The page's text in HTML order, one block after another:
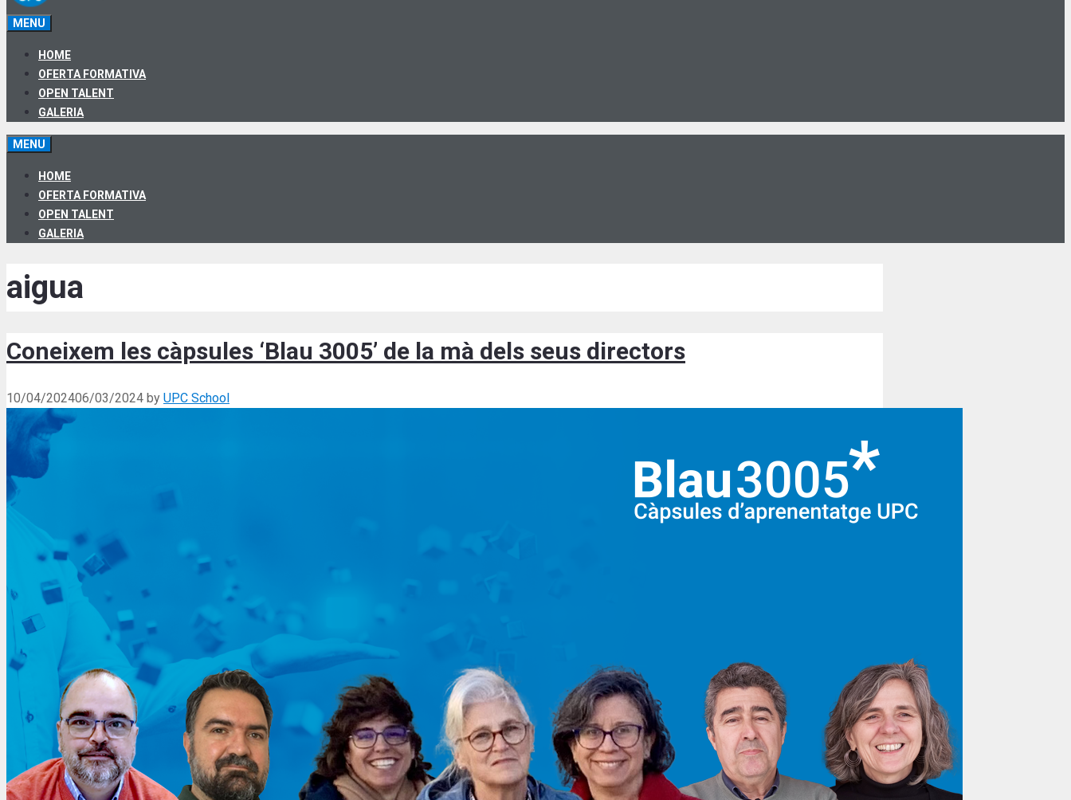
MENU
HOME
OFERTA FORMATIVA
OPEN TALENT
GALERIA
MENU
HOME
OFERTA FORMATIVA
OPEN TALENT
GALERIA
aigua
Coneixem les càpsules ‘Blau 3005’ de la mà dels seus directors
10/04/202406/03/2024 by UPC School